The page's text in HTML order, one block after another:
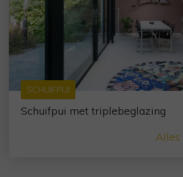
SCHUIFPUI
Schuifpui met triplebeglazing
Alles